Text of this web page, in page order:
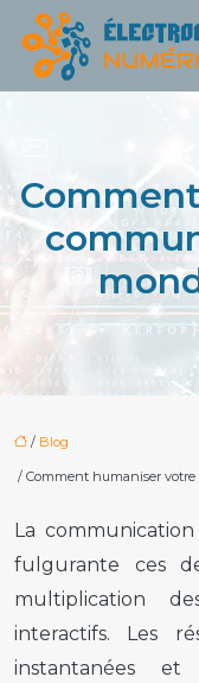
/ Blog
/ Comment humaniser
La
fulgurante ces
multiplication
interactifs. Les
instantanées